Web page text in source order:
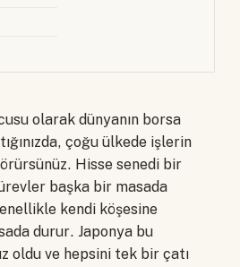
olarak dünyanın borsa
çoğu ülkede işlerin
Hisse senedi bir
başka bir masada
kendi köşesine
durur. Japonya bu
oldu ve hepsini tek bir çatı